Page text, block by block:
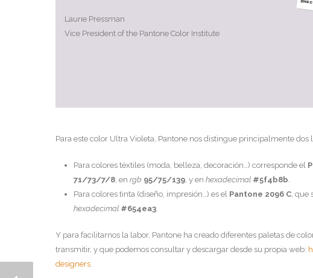
Laurie Pressman
Vice President of the Pantone Color Institute
Para este color Ultra Violeta, Pantone nos distingue principalmente dos
Para colores téxtiles (moda, belleza, decoración…) corresponde el
71/73/7/8, en rgb 95/75/139, y en hexadecimal #5f4b8b.
Para colores tinta (diseño, impresión…) es el Pantone 2096 C, que
hexadecimal #654ea3.
Y para facilitarnos la labor, Pantone ha creado diferentes paletas de
transmitir, y que podemos consultar y descargar desde su propia web:
designers.